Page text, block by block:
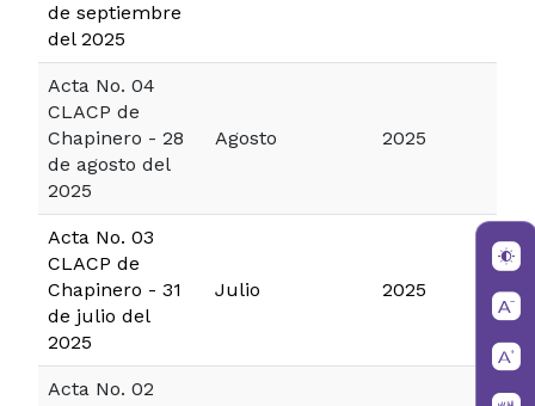
de septiembre
del 2025
Acta No. 04
CLACP de
Chapinero - 28
de agosto del
2025
Agosto 2025
Acta No. 03
CLACP de
Chapinero - 31
de julio del
2025
Julio 2025
Acta No. 02